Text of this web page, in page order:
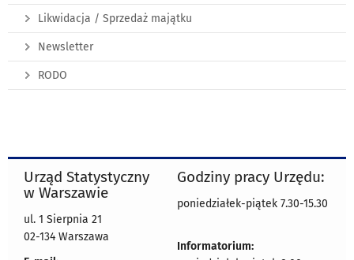
Likwidacja / Sprzedaż majątku
Newsletter
RODO
Urząd Statystyczny
w Warszawie
ul. 1 Sierpnia 21
02-134 Warszawa
Godziny pracy Urzędu:
poniedziałek-piątek 7.30-15.30
Informatorium: